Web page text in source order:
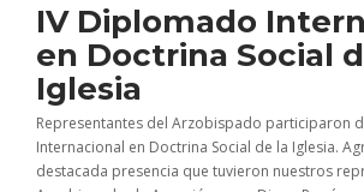
IV Diplomado
en Doctrina Social
Iglesia
Representantes del Arzobispado participaron
Internacional en Doctrina Social de la Iglesia.
destacada presencia que tuvieron nuestros